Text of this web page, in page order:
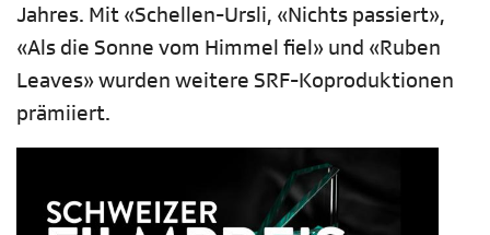
Jahres. Mit «Schellen-Ursli, «Nichts passiert»,
«Als die Sonne vom Himmel fiel» und «Ruben
Leaves» wurden weitere SRF-Koproduktionen
prämiiert.